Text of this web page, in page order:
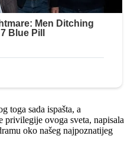
toga sada ispašta, a
ovoga sveta, napisala
oko našeg najpoznatijeg